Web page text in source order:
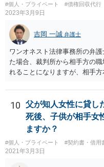
#個人・プライベート
#債権回収代行
2023年3月9日
吉岡 一誠 弁護士
ワンオネスト法律事務所の弁
た場合、裁判所から相手方の
れることになりますが、相手
可能性があります。 諦めずに
まあるため、少額訴訟につき
10
父が知人女性に貸し
死後、子供が相手女
ますか？
#個人・プライベート #契約書・借用
2021年3月3日